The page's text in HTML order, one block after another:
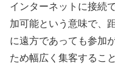
インターネットに接続
加可能という意味で、
に遠方であっても参加
ため幅広く集客するこ